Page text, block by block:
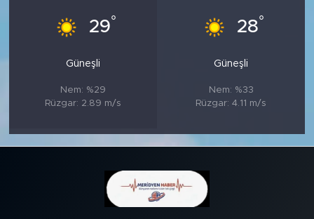
29°
Güneşli
Nem: %29
Rüzgar: 2.89 m/s
28°
Güneşli
Nem: %33
Rüzgar: 4.11 m/s